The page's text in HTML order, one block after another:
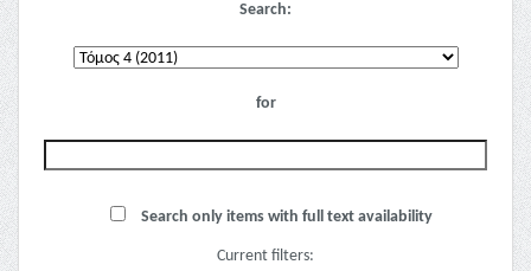
Search:
for
Search only items with full text availability
Current filters: